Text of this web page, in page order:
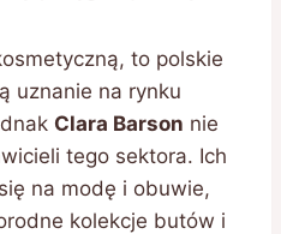
to polskie
uznanie na rynku
Clara Barson nie
tego sektora. Ich
na modę i obuwie,
kolekcje butów i